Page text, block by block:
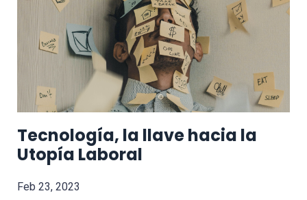
Tecnología, la llave hacia la
Utopía Laboral
Feb 23, 2023